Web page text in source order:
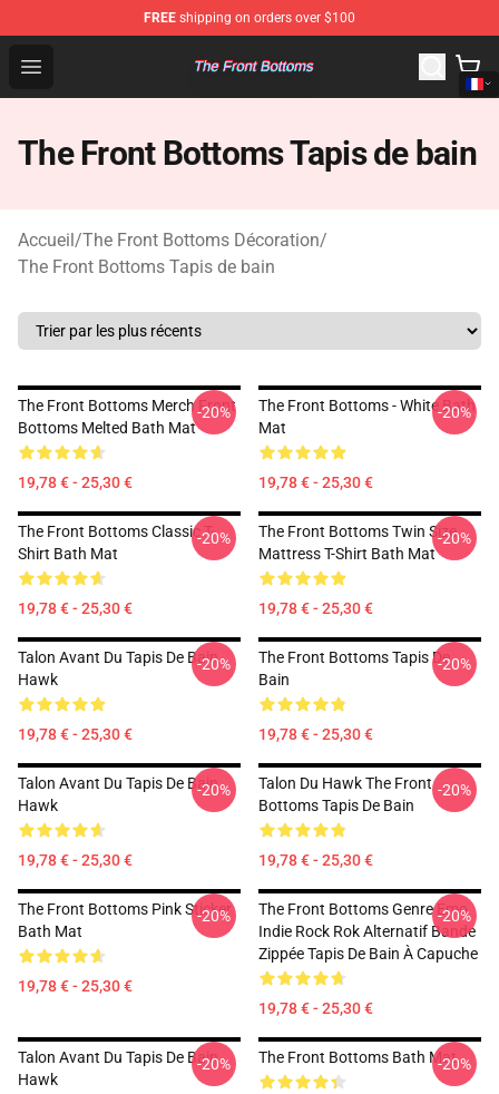
FREE shipping on orders over $100
Open menu
The Front Bottoms Store - Official The Front Bottoms
The Front Bottoms Tapis de bain
Accueil/The Front Bottoms Décoration/
The Front Bottoms Tapis de bain
The Front Bottoms Merch Front
Bottoms Melted Bath Mat
19,78 € - 25,30 €
-20%
The Front Bottoms - White Bath
Mat
19,78 € - 25,30 €
-20%
The Front Bottoms Classic T-
Shirt Bath Mat
19,78 € - 25,30 €
-20%
The Front Bottoms Twin Size
Mattress T-Shirt Bath Mat
19,78 € - 25,30 €
-20%
Talon Avant Du Tapis De Bain
Hawk
19,78 € - 25,30 €
-20%
The Front Bottoms Tapis De
Bain
19,78 € - 25,30 €
-20%
Talon Avant Du Tapis De Bain
Hawk
19,78 € - 25,30 €
-20%
Talon Du Hawk The Front
Bottoms Tapis De Bain
19,78 € - 25,30 €
-20%
The Front Bottoms Pink Sticker
Bath Mat
19,78 € - 25,30 €
-20%
The Front Bottoms Genre Emo
Indie Rock Rok Alternatif Bande
Zippée Tapis De Bain À Capuche
19,78 € - 25,30 €
-20%
Talon Avant Du Tapis De Bain
Hawk
-20% The Front Bottoms Bath Mat-20%